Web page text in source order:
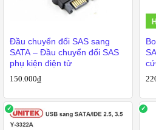
Đầu chuyển đổi SAS sang
SATA – Đầu chuyển đổi SAS
phụ kiện điện tử
150.000₫